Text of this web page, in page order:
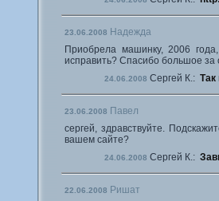
23.06.2008 Надежда
Приобрела машинку, 2006
исправить? Спасибо большое за
24.06.2008 Сергей К.: Так
23.06.2008 Павел
сергей, здравствуйте.
вашем сайте?
24.06.2008 Сергей К.:
22.06.2008 Ришат